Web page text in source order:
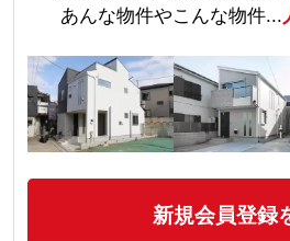
あんな物件やこんな物件...
新規会員登録